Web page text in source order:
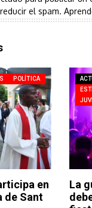
el spam.
POLÍTICA
en
de Sant
La